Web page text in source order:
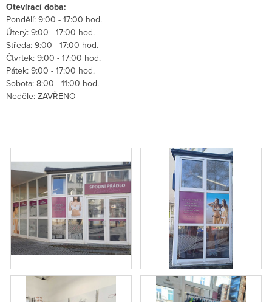
Otevírací doba:
Pondělí: 9:00 - 17:00 hod.
Úterý: 9:00 - 17:00 hod.
Středa: 9:00 - 17:00 hod.
Čtvrtek: 9:00 - 17:00 hod.
Pátek: 9:00 - 17:00 hod.
Sobota: 8:00 - 11:00 hod.
Neděle: ZAVŘENO